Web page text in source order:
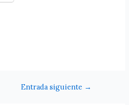
Entrada siguiente →